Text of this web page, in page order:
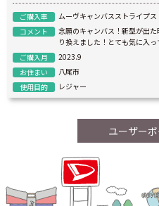
ご購入車
ムーヴキャンバスストライプス
コメント
念願のキャンバス！新型が出
り換えました！とても気に入っ
ご購入月
2023.9
お住まい
八尾市
使用目的
レジャー
ユーザー